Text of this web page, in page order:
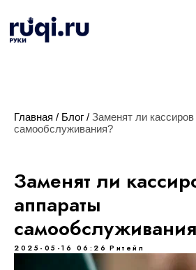
Главная / Блог / Заменят ли
самообслуживания?
Заменят ли
аппараты
2025-05-16 06:26 Ритейл